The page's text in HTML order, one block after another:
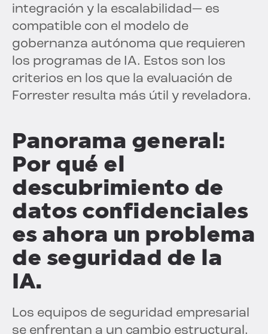
integración y la escalabilidad— es
compatible con el modelo de
gobernanza autónoma que requieren
los programas de IA. Estos son los
criterios en los que la evaluación de
Forrester resulta más útil y reveladora.
Panorama general:
Por qué el
descubrimiento de
datos confidenciales
es ahora un problema
de seguridad de la
IA.
Los equipos de seguridad empresarial
se enfrentan a un cambio estructural.